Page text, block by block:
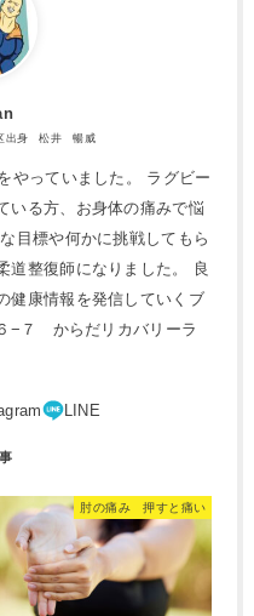
出身 松井 暢威
やっていました。 ラグビー
いる方、お身体の痛みで悩
目標や何かに挑戦してもら
道整復師になりました。 良
健康情報を発信していくブ
−７ からだリカバリーラ
肘の痛み 押すと痛い